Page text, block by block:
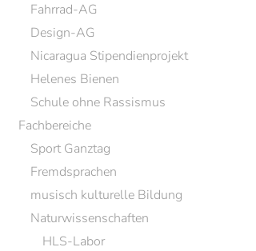
Fahrrad-AG
Design-AG
Nicaragua Stipendienprojekt
Helenes Bienen
Schule ohne Rassismus
Fachbereiche
Sport Ganztag
Fremdsprachen
musisch kulturelle Bildung
Naturwissenschaften
HLS-Labor